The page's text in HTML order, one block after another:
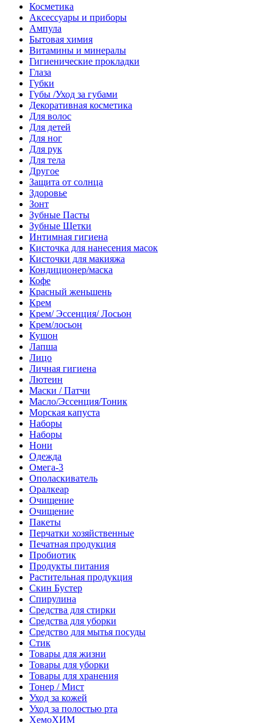
Косметика
Аксессуары и приборы
Ампула
Бытовая химия
Витамины и минералы
Гигиенические прокладки
Глаза
Губки
Губы /Уход за губами
Декоративная косметика
Для волос
Для детей
Для ног
Для рук
Для тела
Другое
Защита от солнца
Здоровье
Зонт
Зубные Пасты
Зубные Щетки
Интимная гигиена
Кисточка для нанесения масок
Кисточки для макияжа
Кондиционер/маска
Кофе
Красный женьшень
Крем
Крем/ Эссенция/ Лосьон
Крем/лосьон
Кушон
Лапша
Лицо
Личная гигиена
Лютеин
Маски / Патчи
Масло/Эссенция/Тоник
Морская капуста
Наборы
Наборы
Нони
Одежда
Омега-3
Ополаскиватель
Оралкеар
Очищение
Очищение
Пакеты
Перчатки хозяйственные
Печатная продукция
Пробиотик
Продукты питания
Растительная продукция
Скин Бустер
Спирулина
Средства для стирки
Средства для уборки
Средство для мытья посуды
Стик
Товары для жизни
Товары для уборки
Товары для хранения
Тонер / Мист
Уход за кожей
Уход за полостью рта
ХемоХИМ